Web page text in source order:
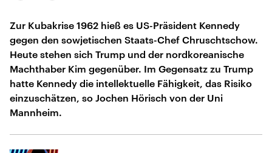
Zur Kubakrise 1962 hieß es US-Präsident Kennedy
gegen den sowjetischen Staats-Chef Chruschtschow.
Heute stehen sich Trump und der nordkoreanische
Machthaber Kim gegenüber. Im Gegensatz zu Trump
hatte Kennedy die intellektuelle Fähigkeit, das Risiko
einzuschätzen, so Jochen Hörisch von der Uni
Mannheim.